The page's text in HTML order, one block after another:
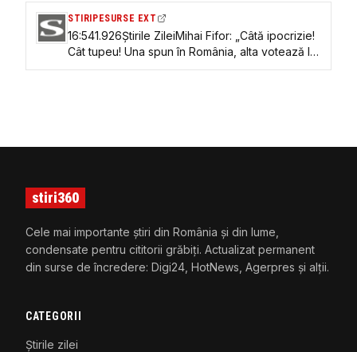
STIRIPESURSE EXT
16:541.926Știrile ZileiMihai Fifor: „Câtă ipocrizie!
Cât tupeu! Una spun în România, alta votează la
Bruxelles”. Acuzații dure la adresa lui Bolojan și
stiri360
Cele mai importante știri din România și din lume,
condensate pentru cititorii grăbiți. Actualizat permanent
din surse de încredere: Digi24, HotNews, Agerpres și alții.
CATEGORII
Știrile zilei